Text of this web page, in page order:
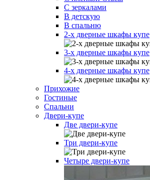
С зеркалами
В детскую
В спальню
2-х дверные шкафы купе
3-х дверные шкафы купе
4-х дверные шкафы купе
Прихожие
Гостиные
Спальни
Двери-купе
Две двери-купе
Три двери-купе
Четыре двери-купе